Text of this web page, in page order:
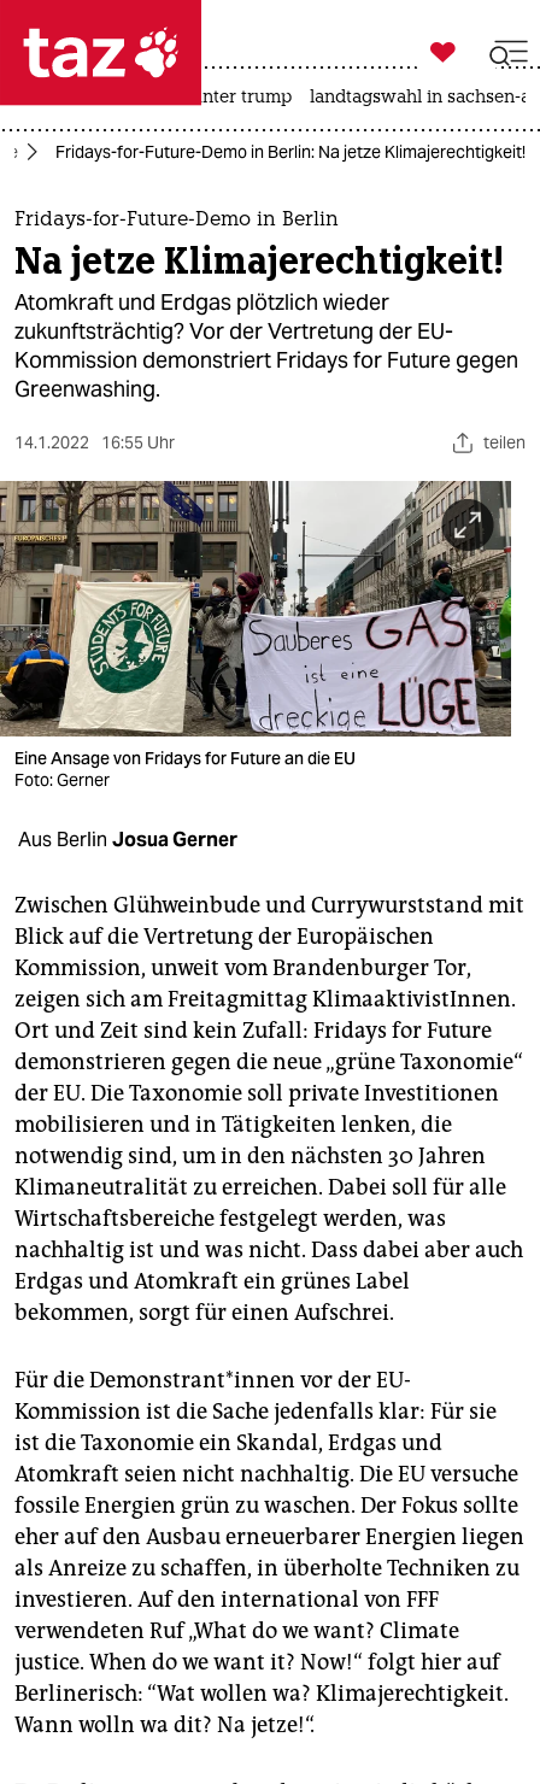
 taz zahl ich
taz zahl ich
themen
politik
öko
gesellschaft
kultur
sport
berlin
nord
wahrheit
verlag
verlag
shop
fragen & hilfe
unterstützen
abo
genossenschaft
epaper login

taz zahl ich
usa unter trump landtagswahl in sachsen-
Fridays-for-Future-Demo in Berlin: Na jetze Klimajerechtigkeit!
Fridays-for-Future-Demo in Berlin
Na jetze Klimajerechtigkeit!
Atomkraft und Erdgas plötzlich wieder
zukunftsträchtig? Vor der Vertretung der EU-
Kommission demonstriert Fridays for Future gegen
Greenwashing.
14.1.2022 16:55 Uhr teilen
Eine Ansage von Fridays for Future an die EU
Foto: Gerner
Aus Berlin Josua Gerner
Zwischen Glühweinbude und Currywurststand mit
Blick auf die Vertretung der Europäischen
Kommission, unweit vom Brandenburger Tor,
zeigen sich am Freitagmittag KlimaaktivistInnen.
Ort und Zeit sind kein Zufall: Fridays for Future
demonstrieren gegen die neue „grüne Taxonomie“
der EU. Die Taxonomie soll private Investitionen
mobilisieren und in Tätigkeiten lenken, die
notwendig sind, um in den nächsten 30 Jahren
Klimaneutralität zu erreichen. Dabei soll für alle
Wirtschaftsbereiche festgelegt werden, was
nachhaltig ist und was nicht. Dass dabei aber auch
Erdgas und Atomkraft ein grünes Label
bekommen, sorgt für einen Aufschrei.
Für die De­mons­tran­t*in­nen vor der EU-
Kommission ist die Sache jedenfalls klar: Für sie
ist die Taxonomie ein Skandal, Erdgas und
Atomkraft seien nicht nachhaltig. Die EU versuche
fossile Energien grün zu waschen. Der Fokus sollte
eher auf den Ausbau erneuerbarer Energien liegen
als Anreize zu schaffen, in überholte Techniken zu
investieren. Auf den international von FFF
verwendeten Ruf „What do we want? Climate
justice. When do we want it? Now!“ folgt hier auf
Berlinerisch: “Wat wollen wa? Klimajerechtigkeit.
Wann wolln wa dit? Na jetze!“.